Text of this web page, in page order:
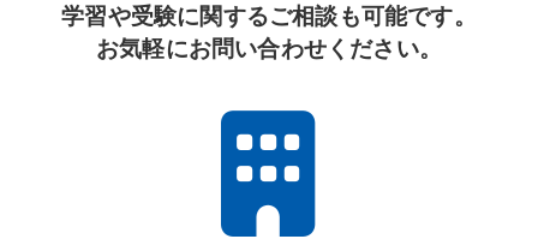
学習や受験に関するご相談も可能です。
お気軽にお問い合わせください。